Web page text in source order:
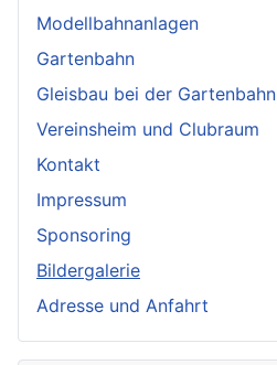
Modellbahnanlagen
Gartenbahn
Gleisbau bei der Gartenbahn
Vereinsheim und Clubraum
Kontakt
Impressum
Sponsoring
Bildergalerie
Adresse und Anfahrt